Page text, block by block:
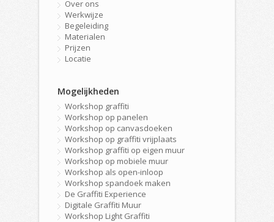
Over ons
Werkwijze
Begeleiding
Materialen
Prijzen
Locatie
Mogelijkheden
Workshop graffiti
Workshop op panelen
Workshop op canvasdoeken
Workshop op graffiti vrijplaats
Workshop graffiti op eigen muur
Workshop op mobiele muur
Workshop als open-inloop
Workshop spandoek maken
De Graffiti Experience
Digitale Graffiti Muur
Workshop Light Graffiti